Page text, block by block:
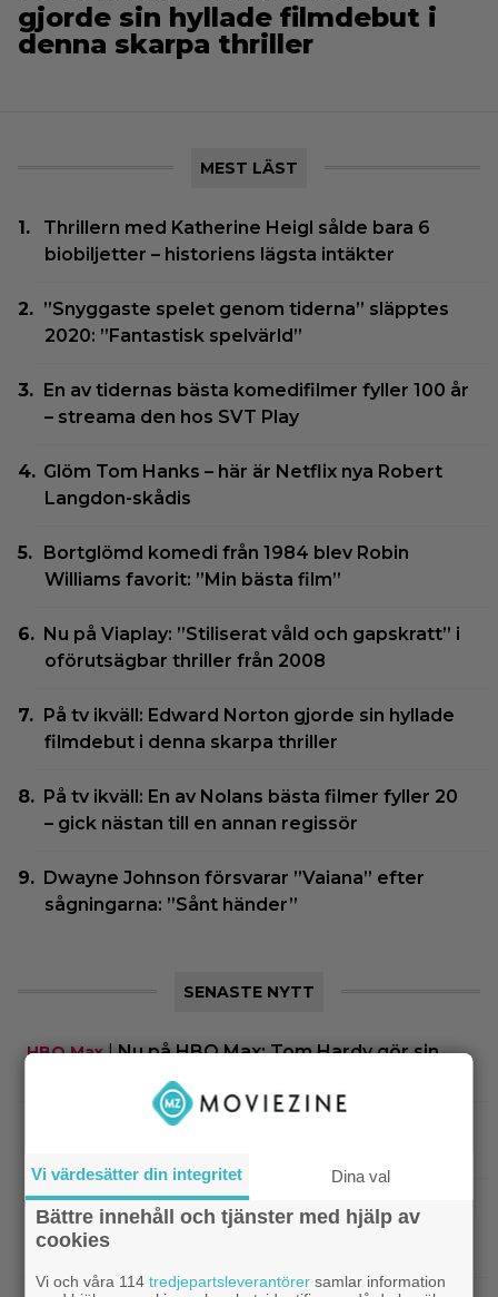
gjorde sin hyllade filmdebut i
denna skarpa thriller
MEST LÄST
Thrillern med Katherine Heigl sålde bara 6
biobiljetter – historiens lägsta intäkter
”Snyggaste spelet genom tiderna” släpptes
2020: ”Fantastisk spelvärld”
En av tidernas bästa komedifilmer fyller 100 år
– streama den hos SVT Play
Glöm Tom Hanks – här är Netflix nya Robert
Langdon-skådis
Bortglömd komedi från 1984 blev Robin
Williams favorit: ”Min bästa film”
Nu på Viaplay: ”Stiliserat våld och gapskratt” i
oförutsägbar thriller från 2008
På tv ikväll: Edward Norton gjorde sin hyllade
filmdebut i denna skarpa thriller
På tv ikväll: En av Nolans bästa filmer fyller 20
– gick nästan till en annan regissör
Dwayne Johnson försvarar ”Vaiana” efter
sågningarna: ”Sånt händer”
SENASTE NYTT
HBO Max|Nu på HBO Max: Tom Hardy gör sin
bästa roll i ”fullkomligt lysande” drama från 2013
Kvällens tv-tips: Du kan inte ana
Christopher Nolan|På tv ikväll: En av Nolans
bästa filmer fyller 20 – gick nästan till en annan
regissör
Vi värdesätter din integritet Dina val
Bättre innehåll och tjänster med hjälp av
cookies
Vi och våra 114tredjepartsleverantörer samlar information